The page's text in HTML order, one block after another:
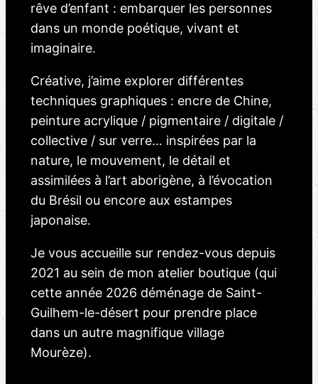
rêve d’enfant : embarquer les personnes
dans un monde poétique, vivant et
imaginaire.
Créative, j’aime explorer différentes
techniques graphiques : encre de Chine,
peinture acrylique / pigmentaire / digitale /
collective / sur verre… inspirées par la
nature, le mouvement, le détail et
assimilées à l’art aborigène, à l’évocation
du Brésil ou encore aux estampes
japonaise.
Je vous accueille sur rendez-vous depuis
2021 au sein de mon atelier boutique (qui
cette année 2026 déménage de Saint-
Guilhem-le-désert pour prendre place
dans un autre magnifique village
Mourèze).